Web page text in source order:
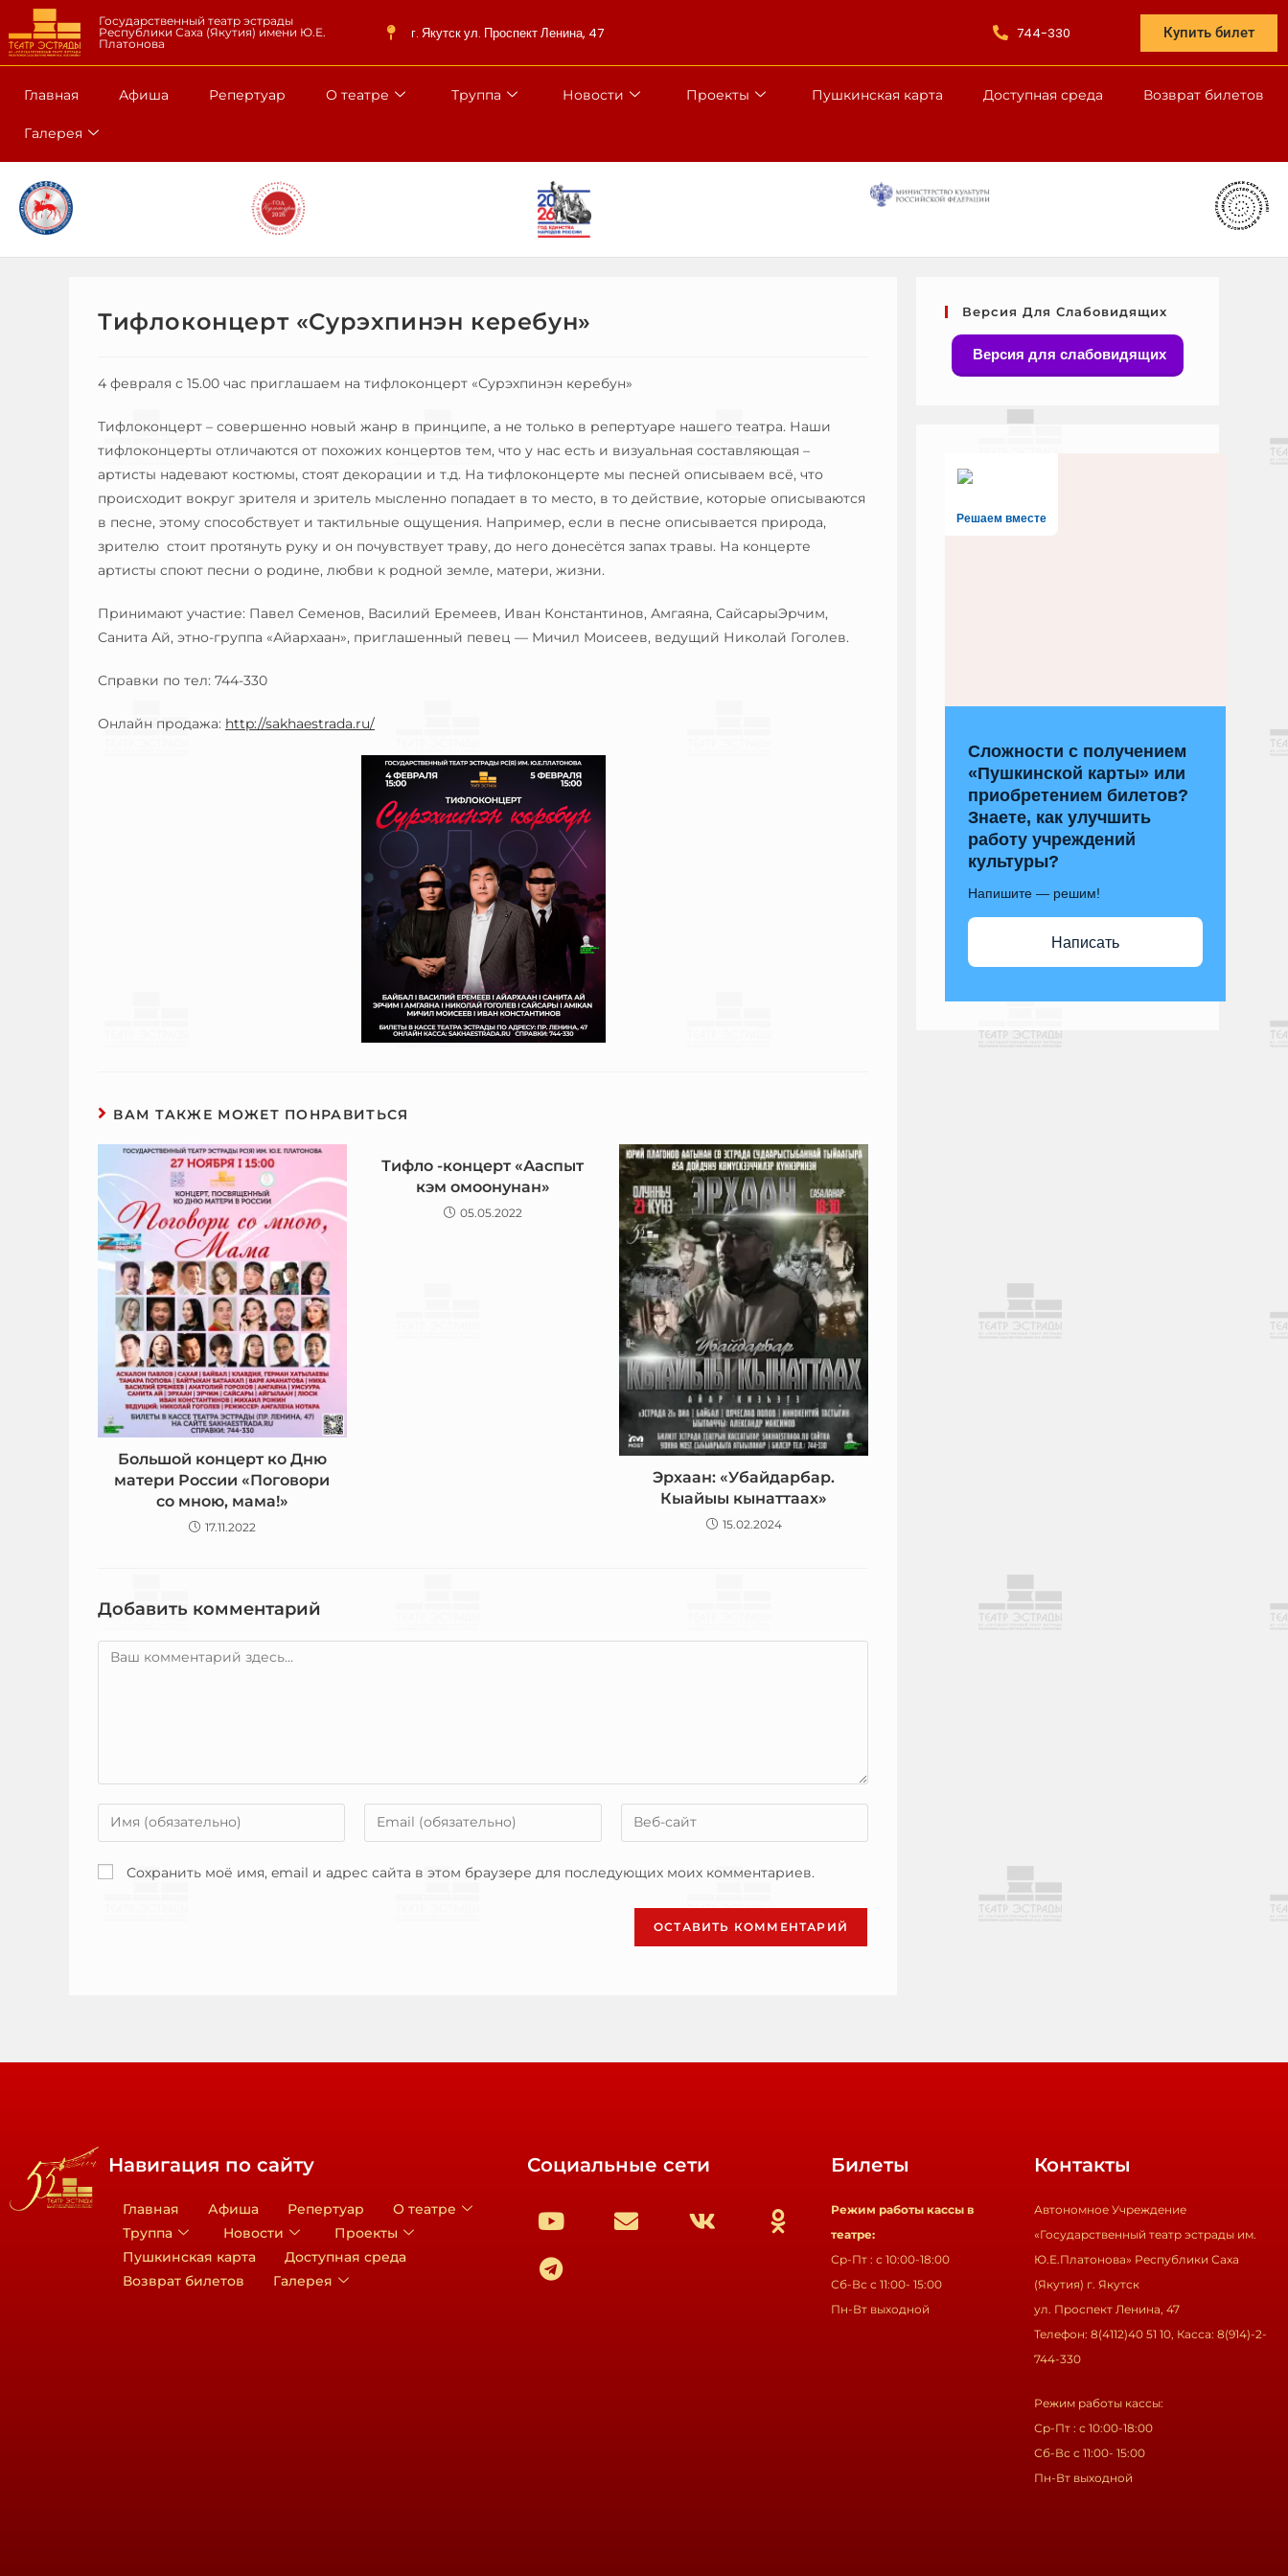
Государственный театр эстрады
Республики Саха (Якутия) имени Ю.Е.
Платонова
г. Якутск ул. Проспект Ленина, 47 744-330 Купить билет
Главная Афиша Репертуар О театре Труппа Новости Проекты Пушкинская карта Доступная среда Возврат билетов
Галерея
Тифлоконцерт «Сурэхпинэн керебун»
4 февраля с 15.00 час приглашаем на тифлоконцерт «Сурэхпинэн керебун»
Тифлоконцерт – совершенно новый жанр в принципе, а не только в репертуаре нашего театра. Наши
тифлоконцерты отличаются от похожих концертов тем, что у нас есть и визуальная составляющая –
артисты надевают костюмы, стоят декорации и т.д. На тифлоконцерте мы песней описываем всё, что
происходит вокруг зрителя и зритель мысленно попадает в то место, в то действие, которые описываются
в песне, этому способствует и тактильные ощущения. Например, если в песне описывается природа,
зрителю стоит протянуть руку и он почувствует траву, до него донесётся запах травы. На концерте
артисты споют песни о родине, любви к родной земле, матери, жизни.
Принимают участие: Павел Семенов, Василий Еремеев, Иван Константинов, Амгаяна, СайсарыЭрчим,
Санита Ай, этно-группа «Айархаан», приглашенный певец — Мичил Моисеев, ведущий Николай Гоголев.
Справки по тел: 744-330
Онлайн продажа: http://sakhaestrada.ru/
ВАМ ТАКЖЕ МОЖЕТ ПОНРАВИТЬСЯ
Большой концерт ко Дню
матери России «Поговори
со мною, мама!»
17.11.2022
Тифло -концерт «Ааспыт
кэм омоонунан»
05.05.2022
Эрхаан: «Убайдарбар.
Кыайыы кынаттаах»
15.02.2024
Добавить комментарий
Сохранить моё имя, email и адрес сайта в этом браузере для последующих моих комментариев.
Версия Для Слабовидящих
Версия для слабовидящих
Решаем вместе
Сложности с получением
«Пушкинской карты» или
приобретением билетов?
Знаете, как улучшить
работу учреждений
культуры?
Напишите — решим!
Написать
Навигация по сайту
Главная Афиша Репертуар
О театре
Труппа
Новости
Проекты
Пушкинская карта
Доступная среда
Возврат билетов
Галерея
Социальные сети Билеты
Режим работы кассы в
театре:
Ср-Пт : с 10:00-18:00
Сб-Вс с 11:00- 15:00
Пн-Вт выходной
Контакты
Автономное Учреждение
«Государственный театр эстрады им.
Ю.Е.Платонова» Республики Саха
(Якутия) г. Якутск
ул. Проспект Ленина, 47
Телефон: 8(4112)40 51 10, Касса: 8(914)-2-
744-330
Режим работы кассы:
Ср-Пт : с 10:00-18:00
Сб-Вс с 11:00- 15:00
Пн-Вт выходной